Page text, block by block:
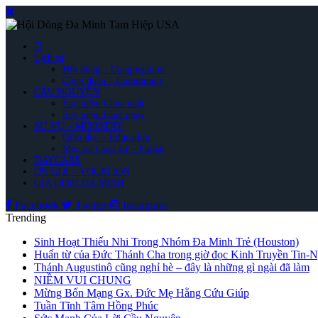
Lịch sử
Hội dòng – Congregation
Cộng đoàn – Community
CẦU NGUYỆN
Suy niệm Chúa nhật
Suy niệm hằng ngày
SỨ VỤ – MINISTRY
Giáo dục – Education
Mục vụ Giáo xứ – Parish
DAYCARE
ƠN GỌI – VOCATION
GIA ĐÌNH ĐA MINH
Facebook Twitter
Instagram
Trending
Sinh Hoạt Thiếu Nhi Trong Nhóm Đa Minh Trẻ (Houston)
Huấn từ của Đức Thánh Cha trong giờ đọc Kinh Truyền Tin-
Thánh Augustinô cũng nghỉ hè – đây là những gì ngài đã làm
NIỀM VUI CHUNG
Mừng Bổn Mạng Gx. Đức Mẹ Hằng Cứu Giúp
Tuần Tĩnh Tâm Hồng Phúc